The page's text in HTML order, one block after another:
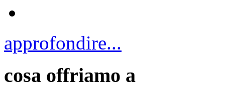
approfondire...
cosa offriamo a